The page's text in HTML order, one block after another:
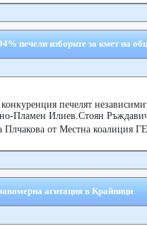
печели изборите за кмет на
конкуренция печелят
Пламен Илиев.Стоян
Плчакова от Местна
агитация в Крайници